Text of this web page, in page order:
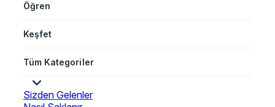
Öğren
Keşfet
Tüm Kategoriler
Sizden Gelenler